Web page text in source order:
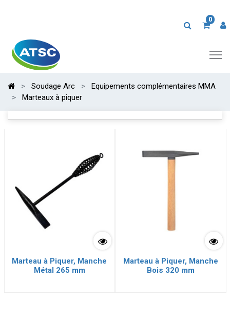
0
Soudage Arc
Equipements complémentaires MMA
Marteaux à piquer
Marteau à Piquer, Manche
Métal 265 mm
Marteau à Piquer, Manche
Bois 320 mm